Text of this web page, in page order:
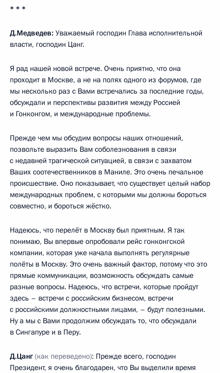
* * *
Д.Медведев: Уважаемый господин Глава исполнительной
власти, господин Цанг.
Я рад нашей новой встрече. Очень приятно, что она
проходит в Москве, а не на полях одного из форумов, где
мы несколько раз с Вами встречались за последние годы,
обсуждали и перспективы развития между Россией
и Гонконгом, и международные проблемы.
Прежде чем мы обсудим вопросы наших отношений,
позвольте выразить Вам соболезнования в связи
с недавней трагической ситуацией, в связи с захватом
Ваших соотечественников в Маниле. Это очень печальное
происшествие. Оно показывает, что существует целый набор
международных проблем, с которыми мы должны бороться
совместно, и бороться жёстко.
Надеюсь, что перелёт в Москву был приятным. Я так
понимаю, Вы впервые опробовали рейс гонконгской
компании, которая уже начала выполнять регулярные
полёты в Москву. Это очень важный фактор, потому что это
прямые коммуникации, возможность обсуждать самые
разные вопросы. Надеюсь, что встречи, которые пройдут
здесь – встречи с российским бизнесом, встречи
с российскими должностными лицами, – будут полезными.
Ну а мы с Вами продолжим обсуждать то, что обсуждали
в Сингапуре и в Перу.
Д.Цанг(как переведено): Прежде всего, господин
Президент, я очень благодарен, что Вы выделили время